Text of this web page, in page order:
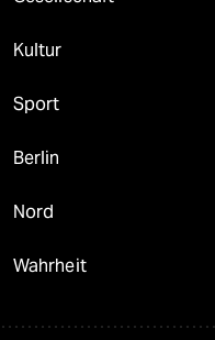
Kultur
Sport
Berlin
Nord
Wahrheit